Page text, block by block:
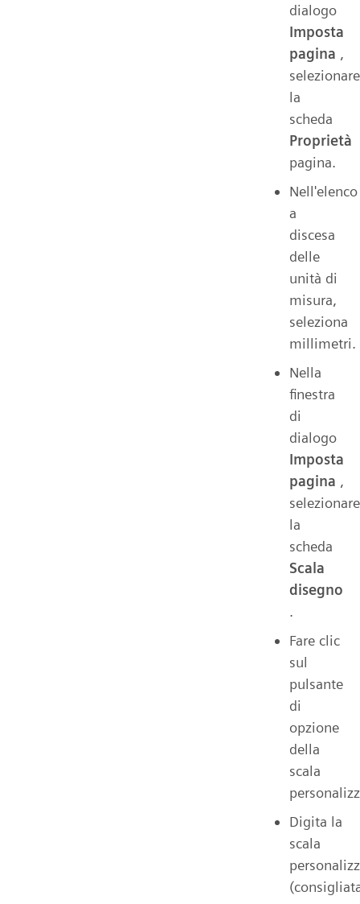
dialogo
Imposta
pagina ,
selezionare
la
scheda
Proprietà
pagina.
Nell'elenco
a
discesa
delle
unità di
misura,
seleziona
millimetri.
Nella
finestra
di
dialogo
Imposta
pagina ,
selezionare
la
scheda
Scala
disegno
.
Fare clic
sul
pulsante
di
opzione
della
scala
Digita la
scala